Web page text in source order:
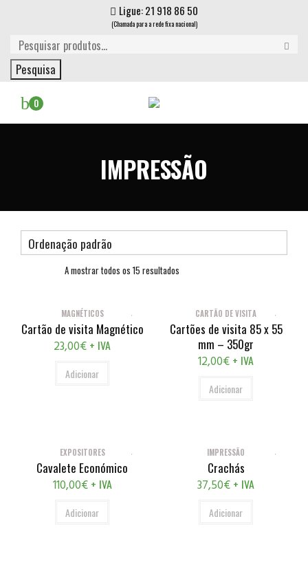
Ligue: 21 918 86 50
(Chamada para a rede fixa nacional)
Pesquisa
0
IMPRESSÃO
A mostrar todos os 15 resultados
MAGNÉTICOS
Cartão de visita Magnético
23,00€ + IVA
Adicionar
CARTÃO DE VISITA
Cartões de visita 85 x 55
mm – 350gr
12,00€ + IVA
Adicionar
EXPOSITORES
Cavalete Económico
110,00€ + IVA
Adicionar
IMPRESSÃO
Crachás
37,50€ + IVA
Adicionar